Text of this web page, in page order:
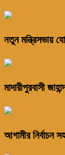
নতুন মন্ত্রিসভায়
মাদারীপুরবাসী
আগামীর নির্বাচন